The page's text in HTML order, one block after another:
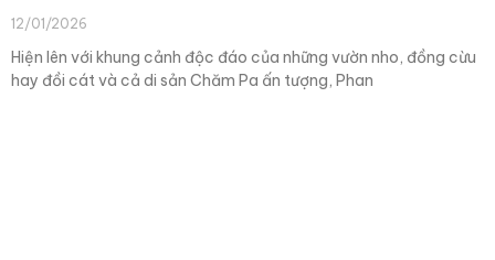
12/01/2026
Hiện lên với khung cảnh độc đáo của những vườn nho, đồng cừu
hay đồi cát và cả di sản Chăm Pa ấn tượng, Phan